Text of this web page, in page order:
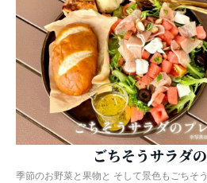
ごちそうサラダ
季節のお野菜と果物と そして景色もごちそ